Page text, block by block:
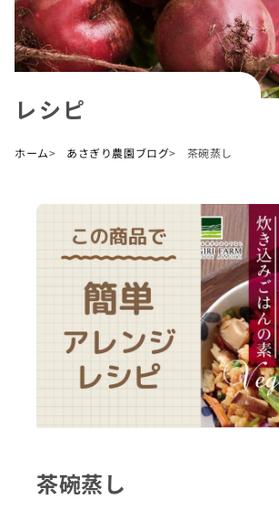
レシピ
ホーム あさぎり農園ブログ 茶碗蒸し
茶碗蒸し